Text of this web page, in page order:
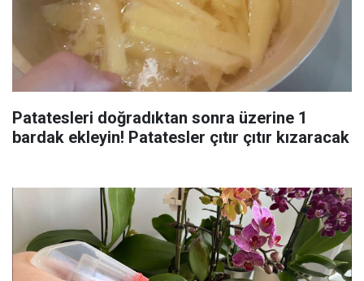
Patatesleri doğradıktan sonra üzerine 1
bardak ekleyin! Patatesler çıtır çıtır kızaracak